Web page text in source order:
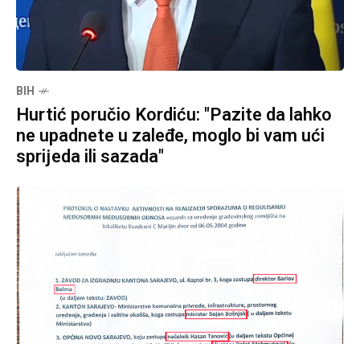
BIH
Hurtić poručio Kordiću: "Pazite da lahko
ne upadnete u zaleđe, moglo bi vam ući
sprijeda ili sazada"